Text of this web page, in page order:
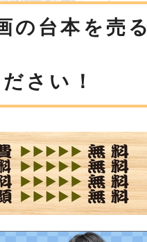
の台本を売る
さい！